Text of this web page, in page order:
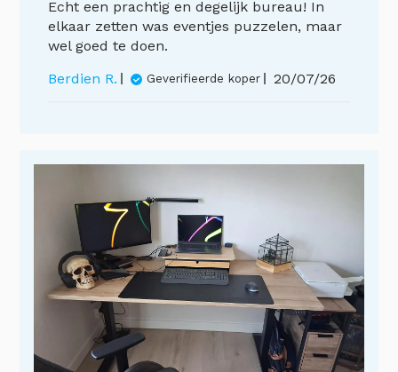
Echt een prachtig en degelijk bureau! In
elkaar zetten was eventjes puzzelen, maar
wel goed te doen.
Berdien R.
Geverifieerde koper 20/07/26